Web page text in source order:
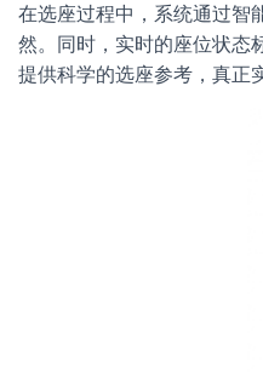
在选座过程中，系统通过智
然。同时，实时的座位状态
提供科学的选座参考，真正